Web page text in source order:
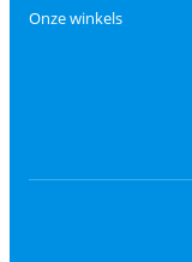
Onze winkels